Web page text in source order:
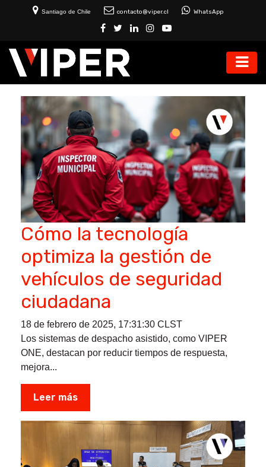
Santiago de Chile contacto@viper.cl WhatsApp
Cómo la tecnología
optimiza la gestión de
vehículos de seguridad
ciudadana
18 de febrero de 2025, 17:31:30 CLST
Los sistemas de despacho asistido, como VIPER
ONE, destacan por reducir tiempos de respuesta,
mejora...
Leer más